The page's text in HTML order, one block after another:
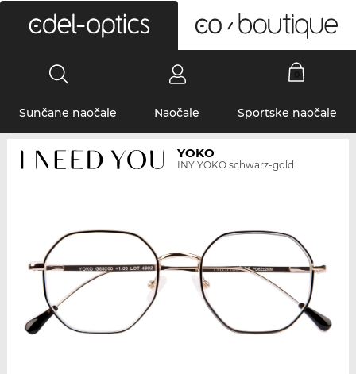
Sunčane naočale Naočale Sportske naočale
YOKO
INY YOKO schwarz-gold